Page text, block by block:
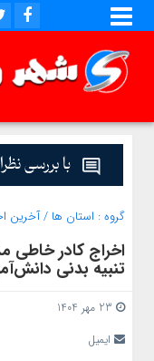
گروه : استان ها /آخرین
اخراج کادر خاطی
تنبیه بدنی
23 مهر 1404
ایمیل